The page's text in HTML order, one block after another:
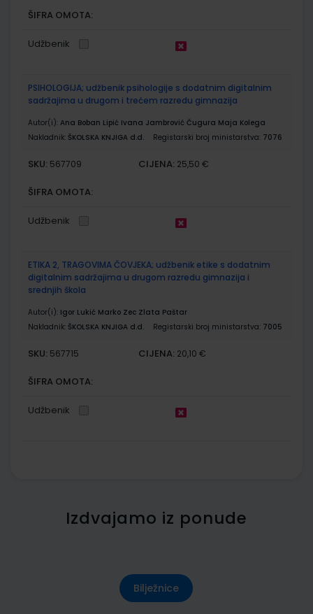
ŠIFRA OMOTA:
Udžbenik
PSIHOLOGIJA; udžbenik psihologije s dodatnim digitalnim
sadržajima u drugom i trećem razredu gimnazija
Autor(i): Ana Boban Lipić Ivana Jambrović Čugura Maja Kolega
Nakladnik: ŠKOLSKA KNJIGA d.d. Registarski broj ministarstva: 7076
SKU: 567709 CIJENA: 25,50 €
ŠIFRA OMOTA:
Udžbenik
ETIKA 2, TRAGOVIMA ČOVJEKA; udžbenik etike s dodatnim
digitalnim sadržajima u drugom razredu gimnazija i
srednjih škola
Autor(i): Igor Lukić Marko Zec Zlata Paštar
Nakladnik: ŠKOLSKA KNJIGA d.d. Registarski broj ministarstva: 7005
SKU: 567715 CIJENA: 20,10 €
ŠIFRA OMOTA:
Udžbenik
Izdvajamo iz ponude
Bilježnice